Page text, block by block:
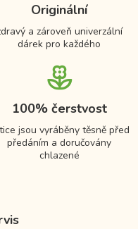
Originální
a zároveň univerzální
dárek pro každého
100% čerstvost
jsou vyráběny těsně před
předáním a doručovány
chlazené